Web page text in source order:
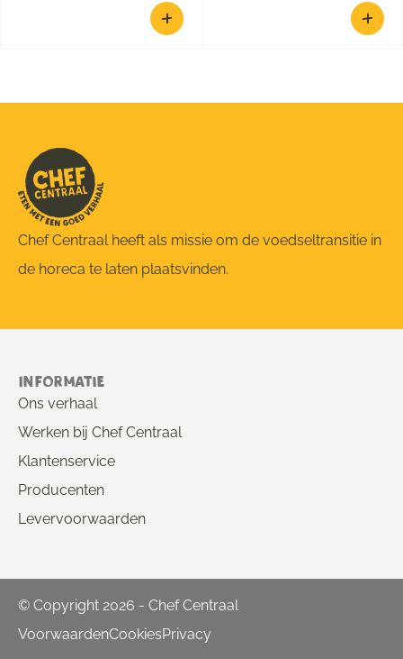
Chef Centraal heeft als missie om de voedseltransitie in
de horeca te laten plaatsvinden.
Informatie
Ons verhaal
Werken bij Chef Centraal
Klantenservice
Producenten
Levervoorwaarden
© Copyright 2026 - Chef Centraal
VoorwaardenCookiesPrivacy